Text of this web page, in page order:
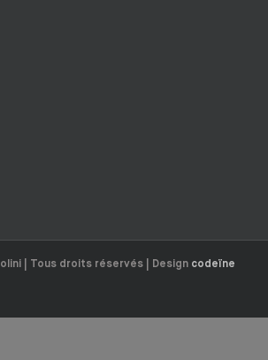
| Tous droits réservés | Design codeïne